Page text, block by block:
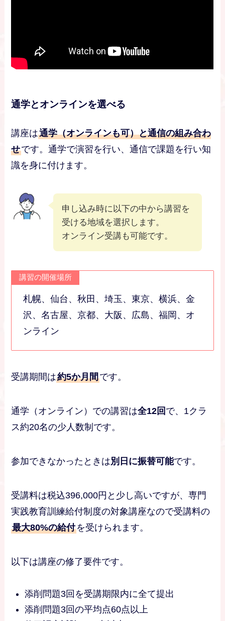
通学とオンラインを選べる
講座は通学（オンラインも可）と通信の組み合わ
せです。通学で演習を行い、通信で課題を行い知
識を身に付けます。
申し込み時に以下の中から講習を
受ける地域を選択します。
オンライン受講も可能です。
講習の開催場所
札幌、仙台、秋田、埼玉、東京、横浜、金
沢、名古屋、京都、大阪、広島、福岡、オ
ンライン
受講期間は約5か月間です。
通学（オンライン）での講習は全12回 で、1クラ
ス約20名の少人数制です。
参加できなかったときは別日に振替可能です。
受講料は税込396,000円と少し高いですが、専門
実践教育訓練給付制度の対象講座なので受講料の
最大80%の給付を受けられます。
以下は講座の修了要件です。
添削問題3回を受講期限内に全て提出
添削問題3回の平均点60点以上